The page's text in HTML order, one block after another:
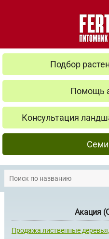
Подбор
Помощь
Консультация
Акация
Продажа лиственные